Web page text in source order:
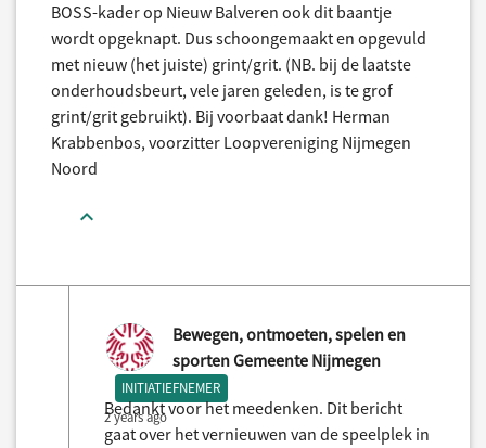
BOSS-kader op Nieuw Balveren ook dit baantje
wordt opgeknapt. Dus schoongemaakt en opgevuld
met nieuw (het juiste) grint/grit. (NB. bij de laatste
onderhoudsbeurt, vele jaren geleden, is te grof
grint/grit gebruikt). Bij voorbaat dank! Herman
Krabbenbos, voorzitter Loopvereniging Nijmegen
Noord
Bewegen, ontmoeten, spelen en
sporten Gemeente Nijmegen
INITIATIEFNEMER
2 years ago
Bedankt voor het meedenken. Dit bericht
gaat over het vernieuwen van de speelplek in